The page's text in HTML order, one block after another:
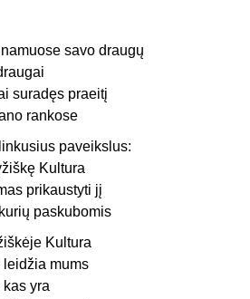
savo draugų
suradęs praeitį
rankose
paveikslus:
Kultura
prikaustyti jį
paskubomis
Kultura
leidžia mums
yra